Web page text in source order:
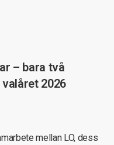
– bara två
2026
mellan LO, dess